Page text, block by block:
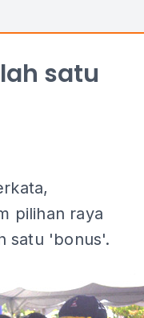
satu
pilihan raya
satu 'bonus'.